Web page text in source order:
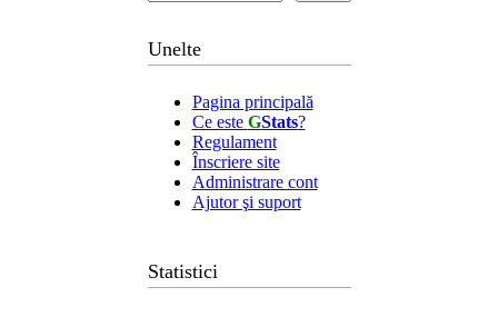
Unelte
Pagina principală
Ce este GStats?
Regulament
Înscriere site
Administrare cont
Ajutor şi suport
Statistici